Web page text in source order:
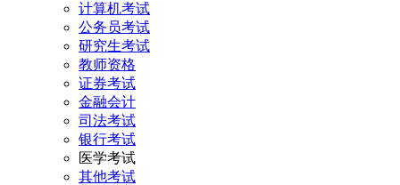
计算机考试
公务员考试
研究生考试
教师资格
证券考试
金融会计
司法考试
银行考试
医学考试
其他考试